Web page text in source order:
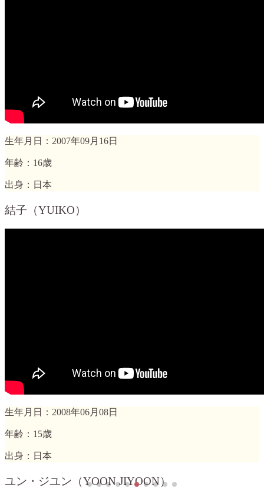
生年月日：2007年09月16日
年齢：16歳
出身：日本
結子（YUIKO）
生年月日：2008年06月08日
年齢：15歳
出身：日本
ユン・ジユン（YOON JIYOON）